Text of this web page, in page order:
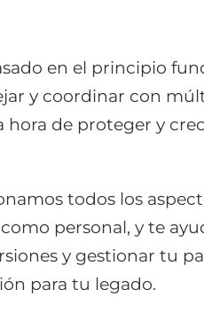
en el principio
y coordinar con
hora de proteger y
todos los
personal, y te
y gestionar tu
para tu legado.